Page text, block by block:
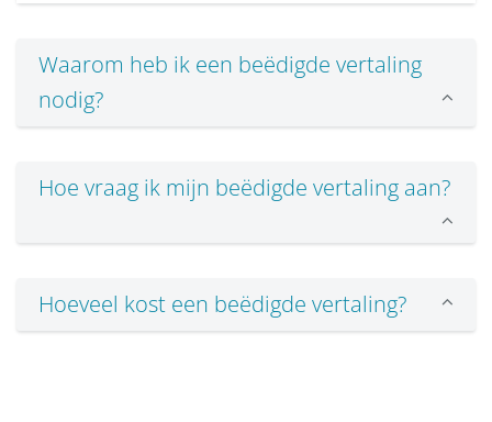
Waarom heb ik een beëdigde vertaling
nodig?
Hoe vraag ik mijn beëdigde vertaling aan?
Hoeveel kost een beëdigde vertaling?